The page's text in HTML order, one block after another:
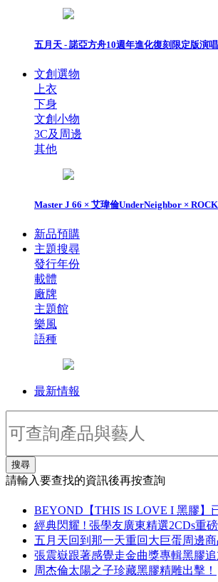
五月天 - 諾亞方舟10週年進化復刻限定版演
文創選物
上衣
下身
文創小物
3C及周邊
其他
Master J 66 × 艾瑋倫UnderNeighbor ×
新品預購
主題搜尋
發行年份
載體
廠牌
主題館
樂風
語種
最新情報
搜尋
請輸入要查找的資訊後再按查詢
BEYOND【THIS IS LOVE I 黑膠】
經典閃耀 ! 張學友廣東精選2CDs重
五月天回到那一天重回大巨蛋周邊
張震嶽跟著感覺走金曲獎專輯黑膠
周杰倫太陽之子珍藏黑膠精雕出擊！